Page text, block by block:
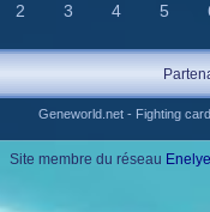
2 3 4 5
Geneworld.net- Fighting
Site membre du réseau Enelye